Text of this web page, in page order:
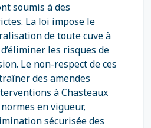
soumis à des
La loi impose le
de toute cuve à
les risques de
Le non-respect de ces
des amendes
à Chasteaux
en vigueur,
sécurisée des